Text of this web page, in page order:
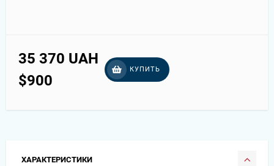
35 370 UAH
$900
КУПИТЬ
ХАРАКТЕРИСТИКИ